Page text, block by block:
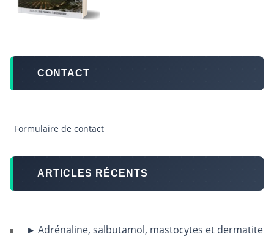
CONTACT
Formulaire de contact
ARTICLES RÉCENTS
Adrénaline, salbutamol, mastocytes et dermatite